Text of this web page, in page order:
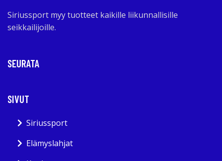
Siriussport myy tuotteet kaikille liikunnallisille
seikkailijoille.
SEURATA
SIVUT
Siriussport
Elämyslahjat